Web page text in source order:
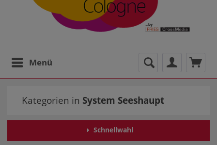
Menü
Kategorien in System Seeshaupt
Schnellwahl